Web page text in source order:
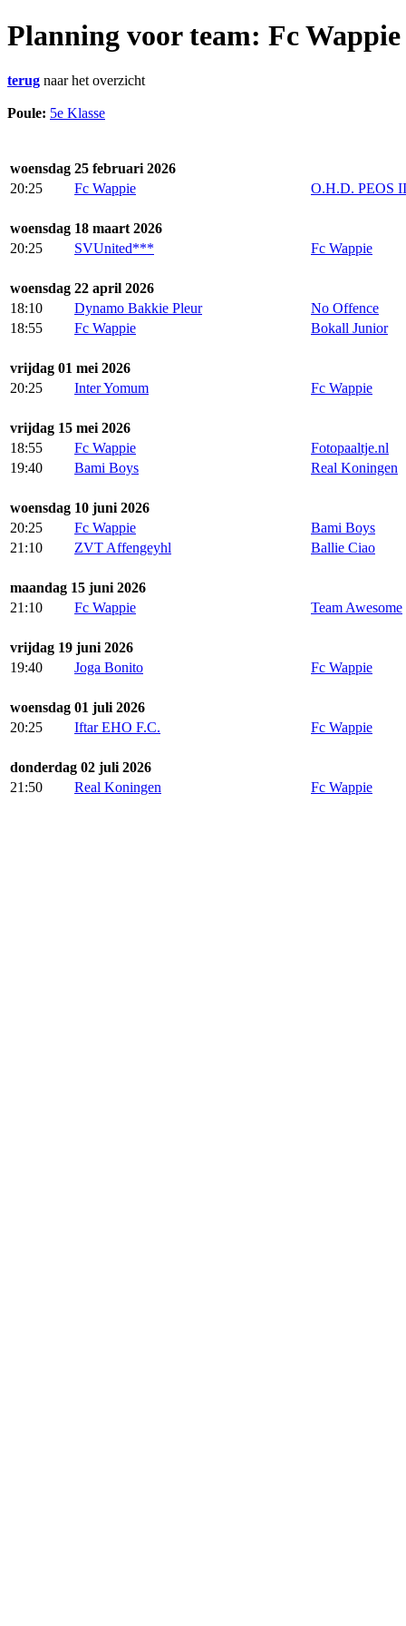
Planning voor team: Fc Wappie
terug naar het overzicht
Poule: 5e Klasse
woensdag 25 februari 2026
20:25
Fc Wappie O.H.D. PEOS II
woensdag 18 maart 2026
20:25
SVUnited*** Fc Wappie
woensdag 22 april 2026
18:10
Dynamo Bakkie Pleur
No Offence
18:55
Fc Wappie Bokall Junior
vrijdag 01 mei 2026
20:25
Inter Yomum Fc Wappie
vrijdag 15 mei 2026
18:55
Fc Wappie
Fotopaaltje.nl
19:40
Bami Boys Real Koningen
woensdag 10 juni 2026
20:25
Fc Wappie
Bami Boys
21:10
ZVT Affengeyhl Ballie Ciao
maandag 15 juni 2026
21:10
Fc Wappie Team Awesome
vrijdag 19 juni 2026
19:40
Joga Bonito Fc Wappie
woensdag 01 juli 2026
20:25
Iftar EHO F.C. Fc Wappie
donderdag 02 juli 2026
21:50
Real Koningen Fc Wappie